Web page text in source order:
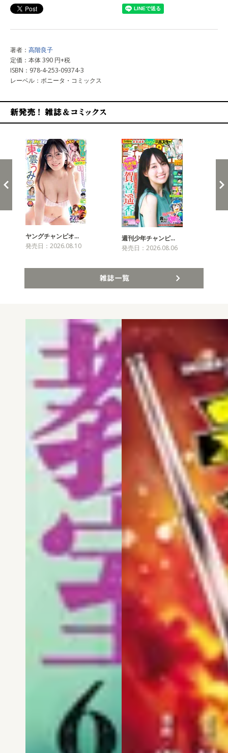
著者： 高階良子
定価：本体 390 円+税
ISBN：978-4-253-09374-3
レーベル：ボニータ・コミックス
ヤングチャンピオ…
発売日：2026.08.10
週刊少年チャンピ…
発売日：2026.08.06